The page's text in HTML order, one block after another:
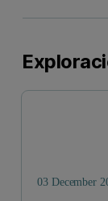
03 December